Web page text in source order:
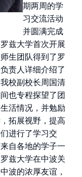
期两周的学
习交流活动
并圆满完成
兹大学首次开展
生团队得到了罗
责人详细介绍了
校副校长周国清
也专程探望了团
活情况，并勉励
拓展视野，提高
进行了学习交
自各地的学子一
兹大学在中波关
波的浓厚友谊，